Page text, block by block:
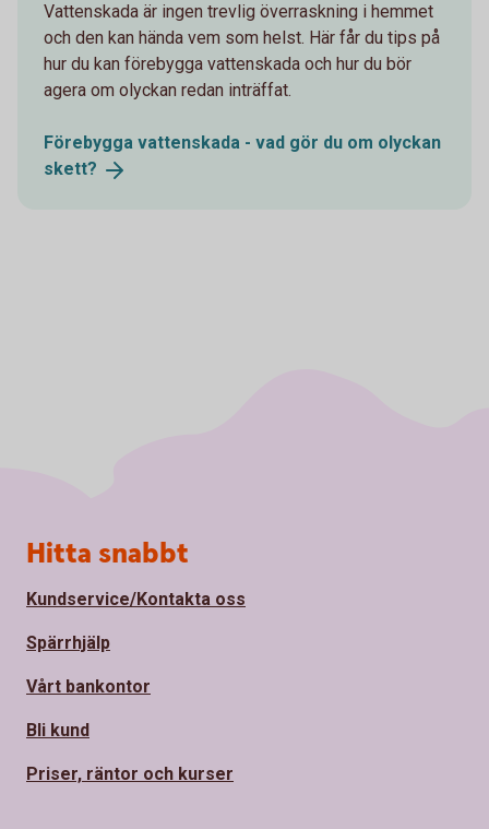
Vattenskada är ingen trevlig överraskning i hemmet
och den kan hända vem som helst. Här får du tips på
hur du kan förebygga vattenskada och hur du bör
agera om olyckan redan inträffat.
Förebygga vattenskada - vad gör du om olyckan
skett?
Sidfot
Hitta snabbt
Kundservice/Kontakta oss
Spärrhjälp
Vårt bankontor
Bli kund
Priser, räntor och kurser